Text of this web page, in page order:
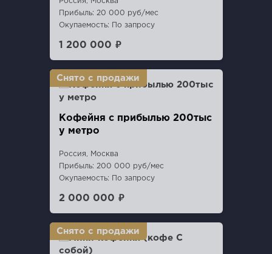
Прибыль: 20 000 руб/мес
Окупаемость: По запросу
1 200 000 ₽
Кофейня с прибылью 200тыс
у метро
Россия, Москва
Прибыль: 200 000 руб/мес
Окупаемость: По запросу
2 000 000 ₽